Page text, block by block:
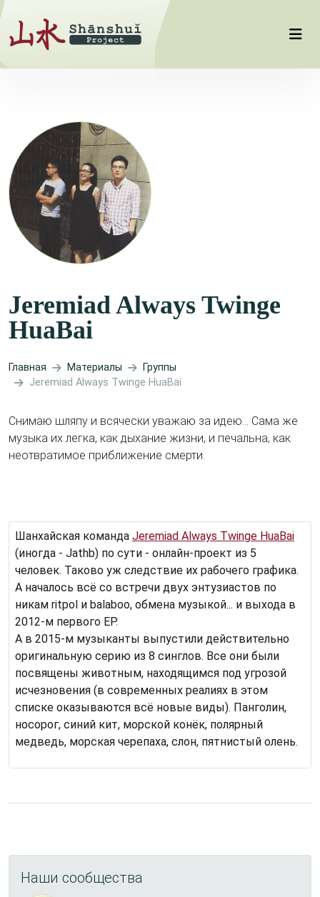
Jeremiad Always Twinge
HuaBai
Главная Материалы
Группы
Jeremiad Always Twinge HuaBai
Снимаю шляпу и всячески уважаю за идею... Сама же
музыка их легка, как дыхание жизни, и печальна, как
неотвратимое приближение смерти.
Шанхайская команда Jeremiad Always Twinge HuaBai
(иногда - Jathb) по сути - онлайн-проект из 5
человек. Таково уж следствие их рабочего графика.
А началось всё со встречи двух энтузиастов по
никам ritpol и balaboo, обмена музыкой... и выхода в
2012-м первого EP.
А в 2015-м музыканты выпустили действительно
оригинальную серию из 8 синглов. Все они были
посвящены животным, находящимся под угрозой
исчезновения (в современных реалиях в этом
списке оказываются всё новые виды). Панголин,
носорог, синий кит, морской конёк, полярный
медведь, морская черепаха, слон, пятнистый олень.
Наши сообщества